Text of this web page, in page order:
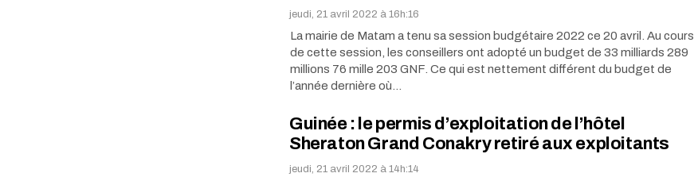
jeudi, 21 avril 2022 à 16h:16
La mairie de Matam a tenu sa session budgétaire 2022 ce 20 avril. Au cours
de cette session, les conseillers ont adopté un budget de 33 milliards 289
millions 76 mille 203 GNF. Ce qui est nettement différent du budget de
l’année dernière où…
Guinée : le permis d’exploitation de l’hôtel
Sheraton Grand Conakry retiré aux exploitants
jeudi, 21 avril 2022 à 14h:14